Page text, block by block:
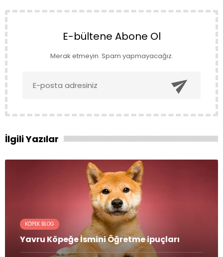
E-bültene Abone Ol
Merak etmeyin. Spam yapmayacağız.

İlgili Yazılar
KÖPEK BLOG
Yavru Köpeğe İsmini Öğretme ipuçları